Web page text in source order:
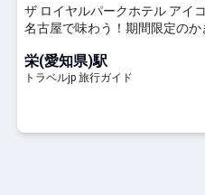
ザ ロイヤルパークホテル アイ
名古屋で味わう！期間限定のか
栄(愛知県)駅
トラベルjp 旅行ガイド